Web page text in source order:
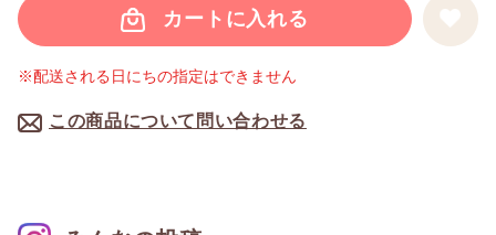
カートに入れる
この商品について問い合わせる
※配送される日にちの指定はできません